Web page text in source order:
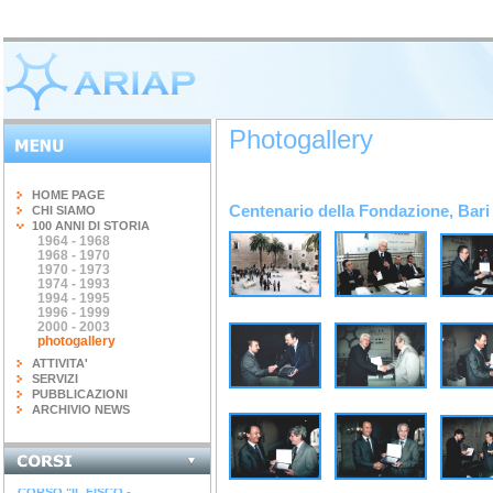
HOME PAGE
CHI SIAMO
100 ANNI DI STORIA
1964 - 1968
1968 - 1970
1970 - 1973
1974 - 1993
1994 - 1995
1996 - 1999
2000 - 2003
photogallery
ATTIVITA'
SERVIZI
PUBBLICAZIONI
ARCHIVIO NEWS
INGEGNERIA DEL...
terminato il corso di 20 ore...
CORSO "IL FISCO -...
Photogallery
Centenario della Fondazione,